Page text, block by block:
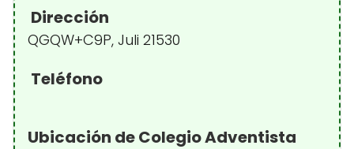
Dirección
QGQW+C9P, Juli 21530
Teléfono
Ubicación de Colegio Adventista